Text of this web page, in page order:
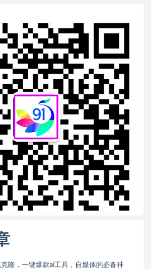
克隆，一键爆款ai工具，自媒体的必备神